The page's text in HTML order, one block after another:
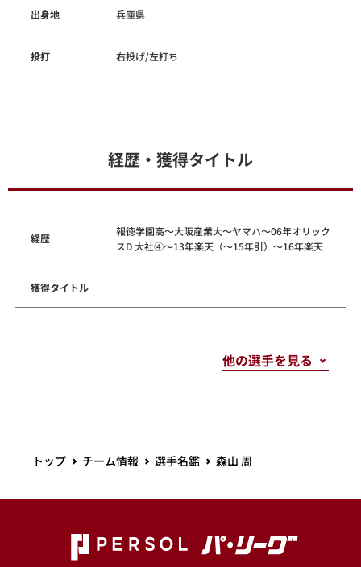
出身地 兵庫県
投打 右投げ/左打ち
経歴・獲得タイトル
経歴
報徳学園高～大阪産業大～ヤマハ～06年オリック
スD 大社④～13年楽天（～15年引）～16年楽天
獲得タイトル
トップ チーム情報 選手名鑑 森山 周